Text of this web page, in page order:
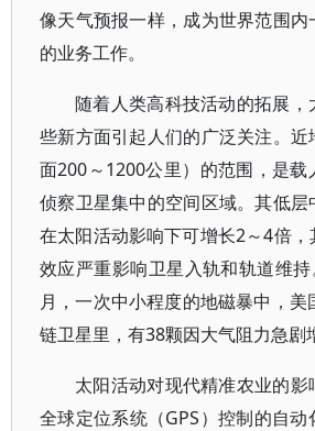
像天气预报一样，成为世界范围内
的业务工作。
随着人类高科技活动的拓展，
些新方面引起人们的广泛关注。
面200～1200公里）的范围，是载
侦察卫星集中的空间区域。其低层
在太阳活动影响下可增长2～4倍
效应严重影响卫星入轨和轨道维
月，一次中小程度的地磁暴中，美
链卫星里，有38颗因大气阻力急剧
太阳活动对现代精准农业的
全球定位系统（GPS）控制的自